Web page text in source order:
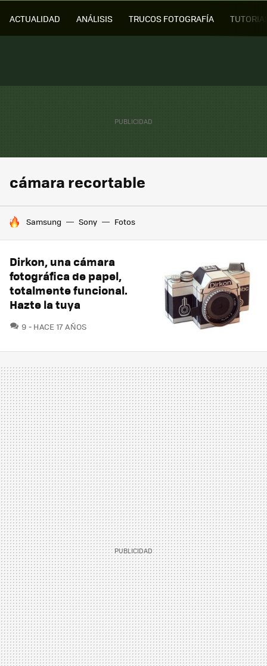
ACTUALIDAD ANÁLISIS TRUCOS FOTOGRAFÍA
cámara recortable
HOY SE HABLA DE
Samsung Sony Fotos
Dirkon, una cámara
fotográfica de papel,
totalmente funcional.
Hazte la tuya
9 COMENTARIOS
HACE 17 AÑOS